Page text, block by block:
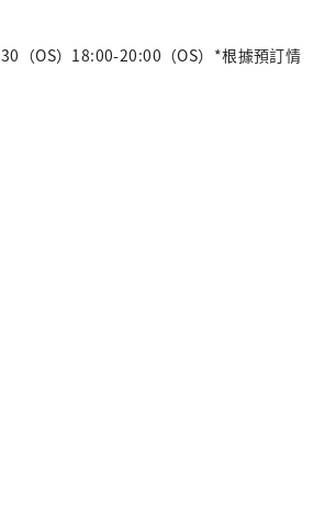
（OS）18:00-20:00（OS）*根據預訂情